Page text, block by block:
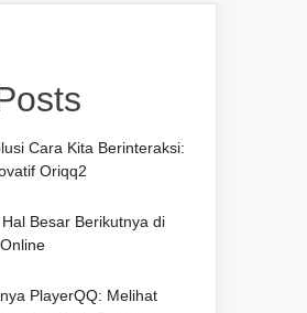
Cara Kita Berinteraksi:
Oriqq2
Besar Berikutnya di
PlayerQQ: Melihat